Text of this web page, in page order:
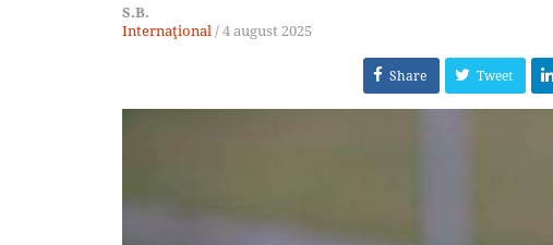
S.B.
Internaţional /4 august 2025
Share Tweet